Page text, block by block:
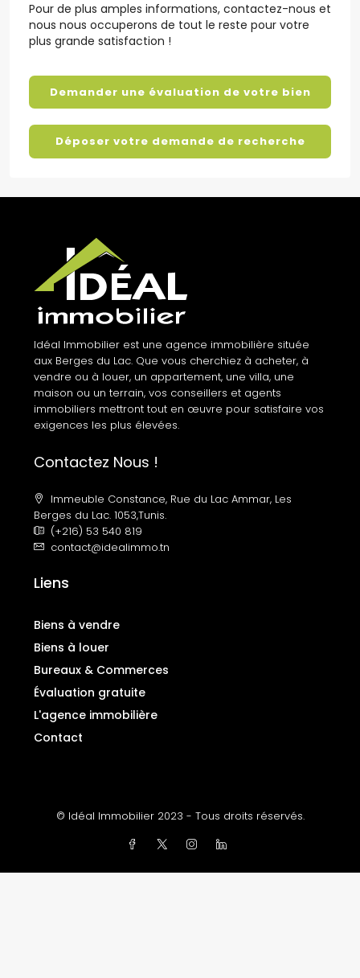
Pour de plus amples informations, contactez-nous et
nous nous occuperons de tout le reste pour votre
plus grande satisfaction !
Demander une évaluation de votre bien
Déposer votre demande de recherche
Idéal Immobilier est une agence immobilière située
aux Berges du Lac. Que vous cherchiez à acheter, à
vendre ou à louer, un appartement, une villa, une
maison ou un terrain, vos conseillers et agents
immobiliers mettront tout en œuvre pour satisfaire vos
exigences les plus élevées.
Contactez Nous !
Immeuble Constance, Rue du Lac Ammar, Les
Berges du Lac. 1053,Tunis.
(+216) 53 540 819
contact@idealimmo.tn
Liens
Biens à vendre
Biens à louer
Bureaux & Commerces
Évaluation gratuite
L'agence immobilière
Contact
© Idéal Immobilier 2023 - Tous droits réservés.